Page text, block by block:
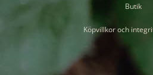
Butik
Köpvillkor och